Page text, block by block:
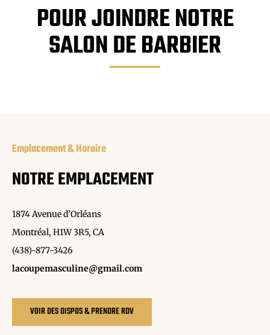
POUR JOINDRE NOTRE
SALON DE BARBIER
Emplacement & Horaire
NOTRE EMPLACEMENT
1874 Avenue d’Orléans
Montréal, H1W 3R5, CA
(438)-877-3426
lacoupemasculine@gmail.com
VOIR DES DISPOS & PRENDRE RDV